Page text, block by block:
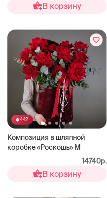
В корзину
442
Композиция в шляпной
коробке «Роскошь» М
14740р.
В корзину